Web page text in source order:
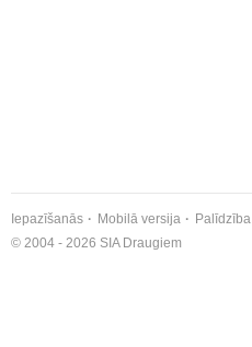
Iepazīšanās Mobilā versija Palīdzība
© 2004 - 2026 SIA Draugiem